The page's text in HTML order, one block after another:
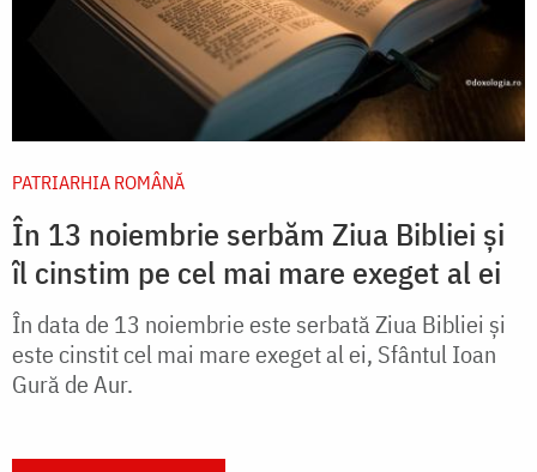
PATRIARHIA ROMÂNĂ
În 13 noiembrie serbăm Ziua Bibliei și
îl cinstim pe cel mai mare exeget al ei
În data de 13 noiembrie este serbată Ziua Bibliei și
este cinstit cel mai mare exeget al ei, Sfântul Ioan
Gură de Aur.